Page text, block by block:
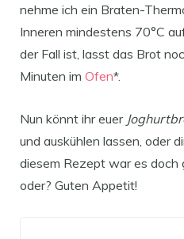
nehme ich ein Braten-
Inneren mindestens 70°C
der Fall ist, lasst das Brot
Minuten im Ofen*.
Nun könnt ihr euer
und auskühlen lassen, oder
diesem Rezept war es doch
oder? Guten Appetit!